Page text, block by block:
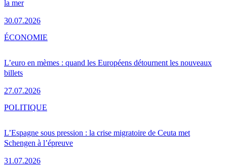
la mer
30.07.2026
L’euro en mèmes : quand les Européens détournent les nouveaux
billets
27.07.2026
ÉCONOMIE
L’Espagne sous pression : la crise migratoire de Ceuta met
Schengen à l’épreuve
31.07.2026
POLITIQUE